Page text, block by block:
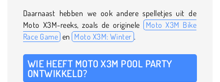
Daarnaast hebben we ook andere spelletjes uit de
Moto X3M-reeks, zoals de originele
Moto X3M Bike
Race Game en Moto X3M: Winter .
WIE HEEFT MOTO X3M POOL PARTY
ONTWIKKELD?